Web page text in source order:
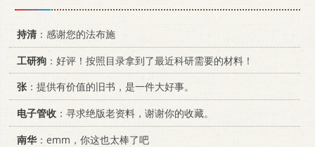
持清：感谢您的法布施
工研狗 ：好评！按照目录拿到了最近科研需要的材料！
张：提供有价值的旧书，是一件大好事。
电子管收 ：寻求绝版老资料，谢谢你的收藏。
南华 ：emm，你这也太棒了吧